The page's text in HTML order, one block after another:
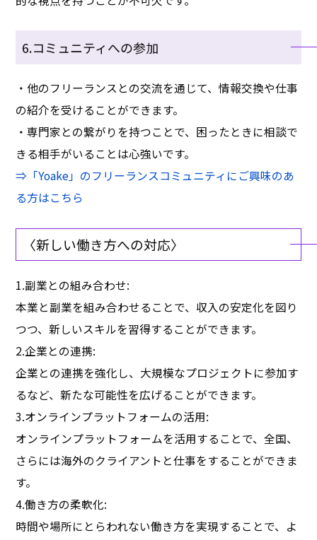
6.コミュニティへの参加
・他のフリーランスとの交流を通じて、情報交換や仕事
の紹介を受けることができます。
・専門家との繋がりを持つことで、困ったときに相談で
きる相手がいることは心強いです。
⇒「Yoake」のフリーランスコミュニティにご興味のあ
る方はこちら
〈新しい働き方への対応〉
1.副業との組み合わせ:
本業と副業を組み合わせることで、収入の安定化を図り
つつ、新しいスキルを習得することができます。
2.企業との連携:
企業との連携を強化し、大規模なプロジェクトに参加す
るなど、新たな可能性を広げることができます。
3.オンラインプラットフォームの活用:
オンラインプラットフォームを活用することで、全国、
さらには海外のクライアントと仕事をすることができま
す。
4.働き方の柔軟化:
時間や場所にとらわれない働き方を実現することで、よ